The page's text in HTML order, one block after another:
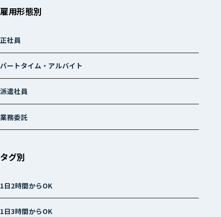
雇用形態別
正社員
パートタイム・アルバイト
派遣社員
業務委託
タグ別
1日2時間からOK
1日3時間からOK